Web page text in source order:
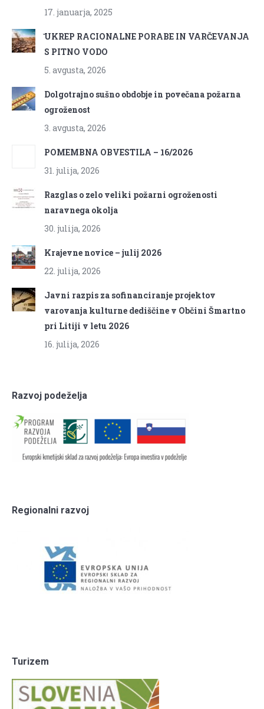
17. januarja, 2025
̌UKREP RACIONALNE PORABE IN VARČEVANJA
S PITNO VODO
5. avgusta, 2026
Dolgotrajno sušno obdobje in povečana požarna
ogroženost
3. avgusta, 2026
POMEMBNA OBVESTILA – 16/2026
31. julija, 2026
Razglas o zelo veliki požarni ogroženosti
naravnega okolja
30. julija, 2026
Krajevne novice – julij 2026
22. julija, 2026
Javni razpis za sofinanciranje projektov
varovanja kulturne dediščine v Občini Šmartno
pri Litiji v letu 2026
16. julija, 2026
Razvoj podeželja
Regionalni razvoj
Turizem